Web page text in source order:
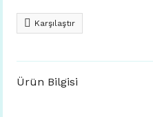
Karşılaştır
Ürün Bilgisi